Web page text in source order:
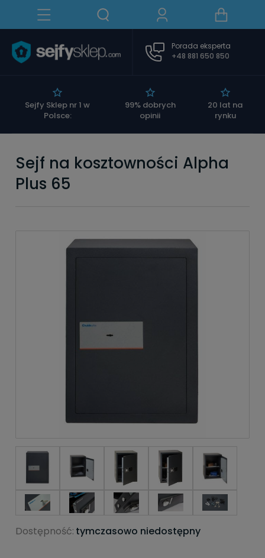
Sejfy Sklep nr 1 w
Polsce:
99% dobrych
opinii
20 lat na
rynku
Porada eksperta
+48 881 650 850
Sejf na kosztowności Alpha
Plus 65
Dostępność: tymczasowo niedostępny